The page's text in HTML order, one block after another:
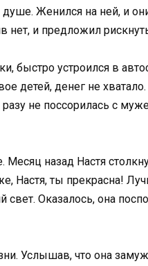
Женился на ней, и
нет, и предложил
быстро устроился в
детей, денег не
не поссорилась с
назад Настя
Настя, ты прекрасна!
Оказалось, она
Услышав, что она